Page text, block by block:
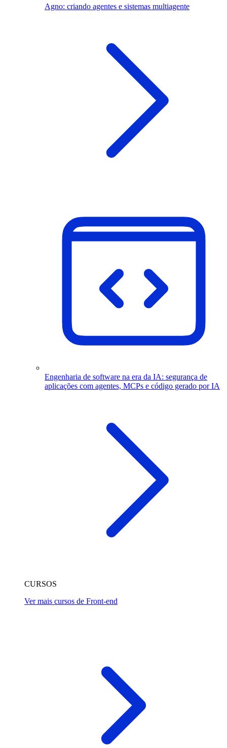
Agno: criando agentes e sistemas multiagente
Engenharia de software na era da IA: segurança de
aplicações com agentes, MCPs e código gerado por IA
CURSOS
Ver mais cursos de Front-end